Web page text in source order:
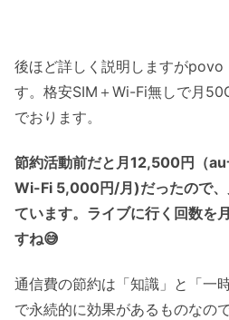
後ほど詳しく説明しますが
す。格安SIM＋Wi-Fi無しで月
でおります。
節約活動前だと月12,500円（
Wi-Fi 5,000円/月)だったので、
ています。ライブに行く回数を
すね😅
通信費の節約は「知識」と「一
で永続的に効果があるものなの